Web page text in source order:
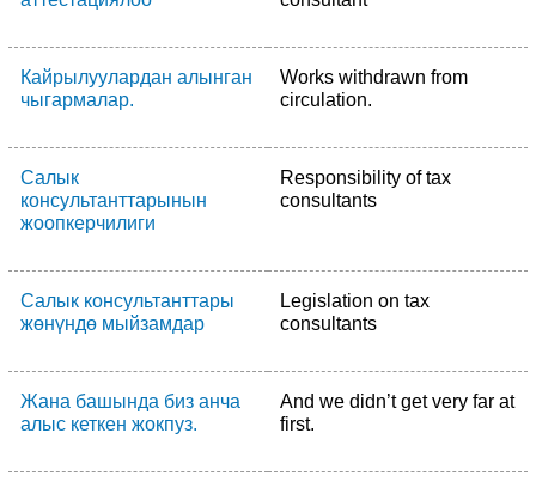
Кайрылуулардан алынган
чыгармалар.
Works withdrawn from
circulation.
Салык
консультанттарынын
жоопкерчилиги
Responsibility of tax
consultants
Салык консультанттары
жөнүндө мыйзамдар
Legislation on tax
consultants
Жана башында биз анча
алыс кеткен жокпуз.
And we didn’t get very far at
first.